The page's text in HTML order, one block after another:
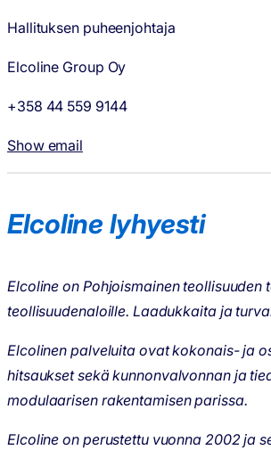
Hallituksen puheenjohtaja
Elcoline Group Oy
+358 44 559 9144
Show email
Elcoline lyhyesti
Elcoline on Pohjoismainen
teollisuudenaloille. Laadukkaita ja
Elcolinen palveluita ovat kokonais- ja
hitsaukset sekä kunnonvalvonnan ja
modulaarisen rakentamisen parissa.
Elcoline on perustettu vuonna 2002 ja